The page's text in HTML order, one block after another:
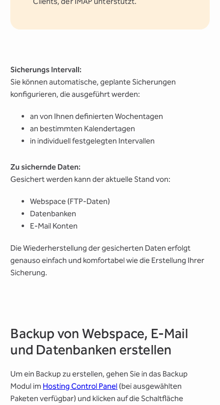
Sicherungs Intervall:
Sie können automatische, geplante Sicherungen
konfigurieren, die ausgeführt werden:
an von Ihnen definierten Wochentagen
an bestimmten Kalendertagen
in individuell festgelegten Intervallen
Zu sichernde Daten:
Gesichert werden kann der aktuelle Stand von:
Webspace (FTP-Daten)
Datenbanken
E-Mail Konten
Die Wiederherstellung der gesicherten Daten erfolgt
genauso einfach und komfortabel wie die Erstellung Ihrer
Sicherung.
Backup von Webspace, E-Mail
und Datenbanken erstellen
Um ein Backup zu erstellen, gehen Sie in das Backup
Modul im Hosting Control Panel (bei ausgewählten
Paketen verfügbar) und klicken auf die Schaltfläche